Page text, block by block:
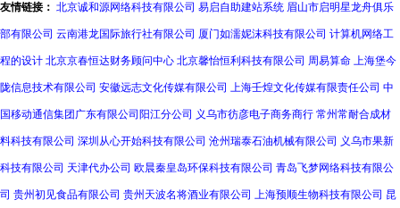
友情链接： 北京诚和源网络科技有限公司 易启自助建站系统 眉山市启明星龙舟俱乐
部有限公司 云南港龙国际旅行社有限公司 厦门如濡妮沫科技有限公司 计算机网络工
程的设计 北京京春恒达财务顾问中心 北京馨怡恒利科技有限公司 周易算命 上海堡今
陇信息技术有限公司 安徽远志文化传媒有限公司 上海壬煌文化传媒有限责任公司 中
国移动通信集团广东有限公司阳江分公司 义乌市彷彦电子商务商行 常州常耐合成材
料科技有限公司 深圳从心开始科技有限公司 沧州瑞泰石油机械有限公司 义乌市果新
科技有限公司 天津代办公司 欧晨秦皇岛环保科技有限公司 青岛飞梦网络科技有限公
司 贵州初见食品有限公司 贵州天波名将酒业有限公司 上海预顺生物科技有限公司 昆